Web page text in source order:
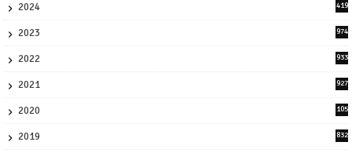
2024
419
2023
974
2022
933
2021
927
2020
105
2019
832